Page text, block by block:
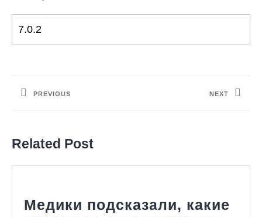
записям
PREVIOUS NEXT
Related Post
Медики подсказали, какие